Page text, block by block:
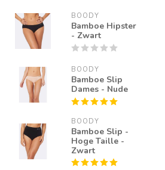
BOODY
Bamboe Hipster
- Zwart
BOODY
Bamboe Slip
Dames - Nude
BOODY
Bamboe Slip -
Hoge Taille -
Zwart